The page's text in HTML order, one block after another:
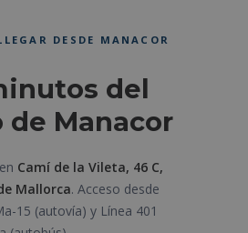
DESDE MANACOR
del
de Manacor
Camí de la Vileta, 46 C,
Mallorca. Acceso desde
15 (autovía) y Línea 401